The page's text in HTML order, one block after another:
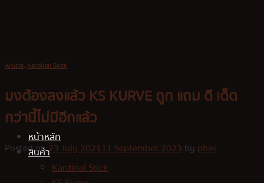
หน้าหลัก
สินค้า
Kardinal Stick
Article, Kardinal Stick
มงต้องลงแล้ว KS KURVE ถูก แถม ดี เด็ด
กว่านี้ไม่มีอีกแล้ว
Posted on23 July 202111 September 2023by phas